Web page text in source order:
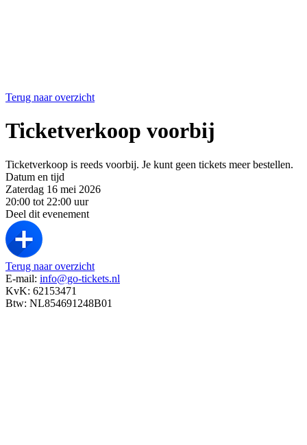
Terug naar overzicht
Ticketverkoop voorbij
Ticketverkoop is reeds voorbij. Je kunt geen tickets meer bestellen.
Datum en tijd
Zaterdag 16 mei 2026
20:00 tot 22:00 uur
Deel dit evenement
Terug naar overzicht
E-mail: info@go-tickets.nl
KvK: 62153471
Btw: NL854691248B01